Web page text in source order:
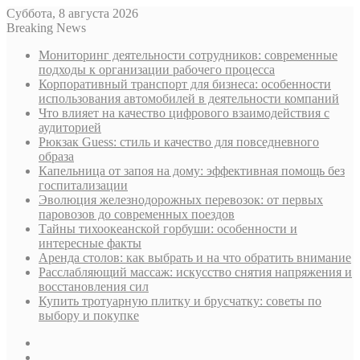
Суббота, 8 августа 2026
Breaking News
Мониторинг деятельности сотрудников: современные
подходы к организации рабочего процесса
Корпоративный транспорт для бизнеса: особенности
использования автомобилей в деятельности компаний
Что влияет на качество цифрового взаимодействия с
аудиторией
Рюкзак Guess: стиль и качество для повседневного
образа
Капельница от запоя на дому: эффективная помощь без
госпитализации
Эволюция железнодорожных перевозок: от первых
паровозов до современных поездов
Тайны тихоокеанской горбуши: особенности и
интересные факты
Аренда столов: как выбрать и на что обратить внимание
Расслабляющий массаж: искусство снятия напряжения и
восстановления сил
Купить тротуарную плитку и брусчатку: советы по
выбору и покупке